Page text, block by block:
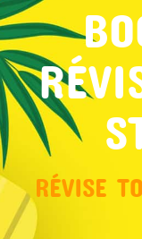
RÉVISE